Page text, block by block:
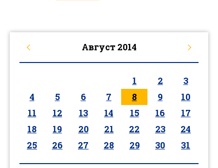
Август 2014
1 2
3
4
5 6 7 8 9
10
11
12 13 14 15 16
17
18
19 20 21 22 23
24
25
26 27 28 29 30 31